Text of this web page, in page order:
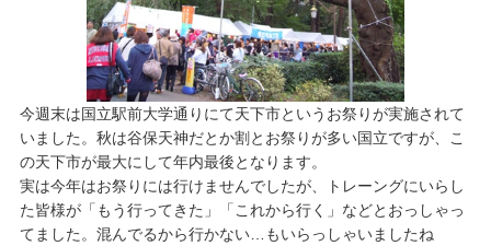
今週末は国立駅前大学通りにて天下市というお祭りが実施されて
いました。秋は谷保天神だとか割とお祭りが多い国立ですが、こ
の天下市が最大にして年内最後となります。
実は今年はお祭りには行けませんでしたが、トレーングにいらし
た皆様が「もう行ってきた」「これから行く」などとおっしゃっ
てました。混んでるから行かない…もいらっしゃいましたね